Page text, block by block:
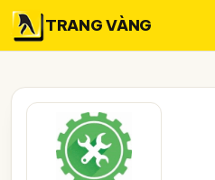
TRANG VÀNG